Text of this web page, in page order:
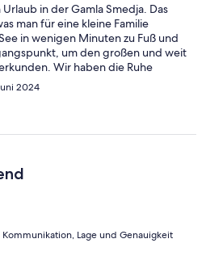
in der Gamla Smedja. Das
man für eine kleine Familie
in wenigen Minuten zu Fuß und
um den großen und weit
Wir haben die Ruhe
oder andere wilde Tier direkt vor
Sybille, die immer ansprechbar
absolut empfehlen und kommen
2024
Lage und Genauigkeit